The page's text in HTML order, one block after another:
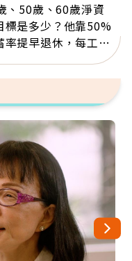
、50歲、60歲淨資
標是多少？他靠50%
率提早退休，每工作